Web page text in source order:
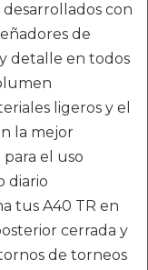
con
de
detalle en todos
ligeros y el
la mejor
el uso
diario
tus A40 TR en
cerrada y
de torneos